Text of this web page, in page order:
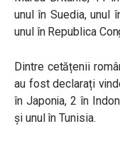
unul în Suedia, unul
unul în Republica
Dintre cetățenii
au fost declarați
în Japonia, 2 în
și unul în Tunisia.